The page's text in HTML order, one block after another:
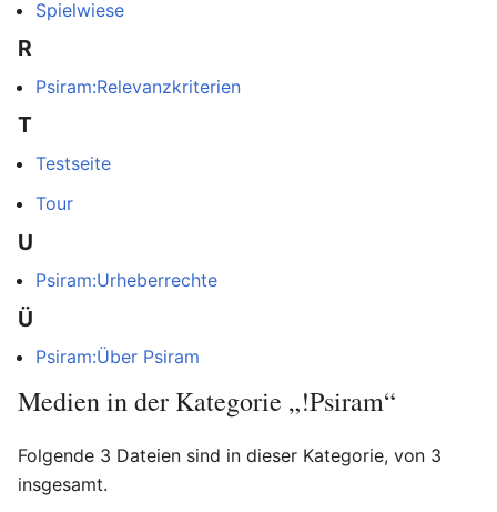
Spielwiese
R
Psiram:Relevanzkriterien
T
Testseite
Tour
U
Psiram:Urheberrechte
Ü
Psiram:Über Psiram
Medien in der Kategorie „!Psiram“
Folgende 3 Dateien sind in dieser Kategorie, von 3
insgesamt.